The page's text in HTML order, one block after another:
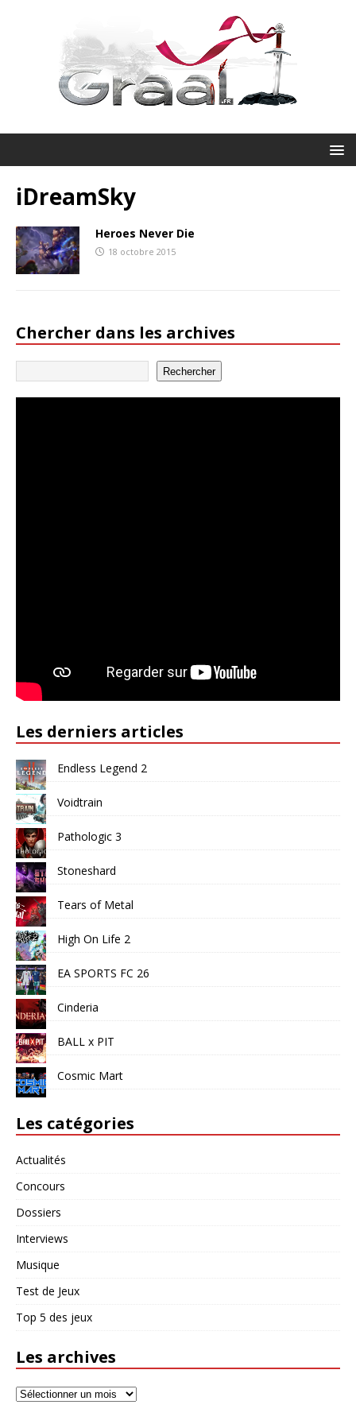
iDreamSky
Heroes Never Die
18 octobre 2015
Chercher dans les archives
Rechercher
Les derniers articles
Endless Legend 2
Voidtrain
Pathologic 3
Stoneshard
Tears of Metal
High On Life 2
EA SPORTS FC 26
Cinderia
BALL x PIT
Cosmic Mart
Les catégories
Actualités
Concours
Dossiers
Interviews
Musique
Test de Jeux
Top 5 des jeux
Les archives